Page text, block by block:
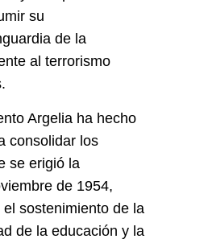
su
de la
al terrorismo
Argelia ha hecho
consolidar los
se erigió la
de 1954,
sostenimiento de la
de la educación y la